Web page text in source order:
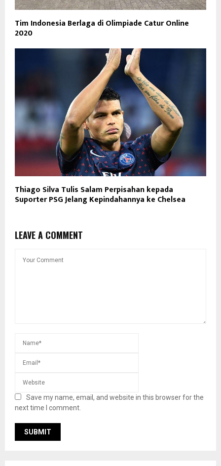
Tim Indonesia Berlaga di Olimpiade Catur Online
2020
Thiago Silva Tulis Salam Perpisahan kepada
Suporter PSG Jelang Kepindahannya ke Chelsea
LEAVE A COMMENT
Save my name, email, and website in this browser for the
next time I comment.